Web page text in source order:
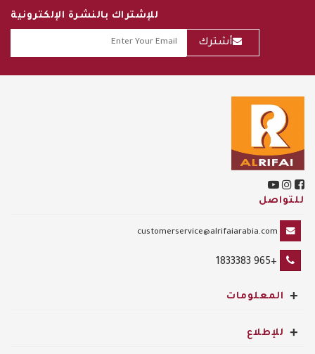
للإشتراك بالنشرة الإلكترونية
أشترك
للتواصل
customerservice@alrifaiarabia.com
+965 1833383
المعلومات +
للإطلاع +